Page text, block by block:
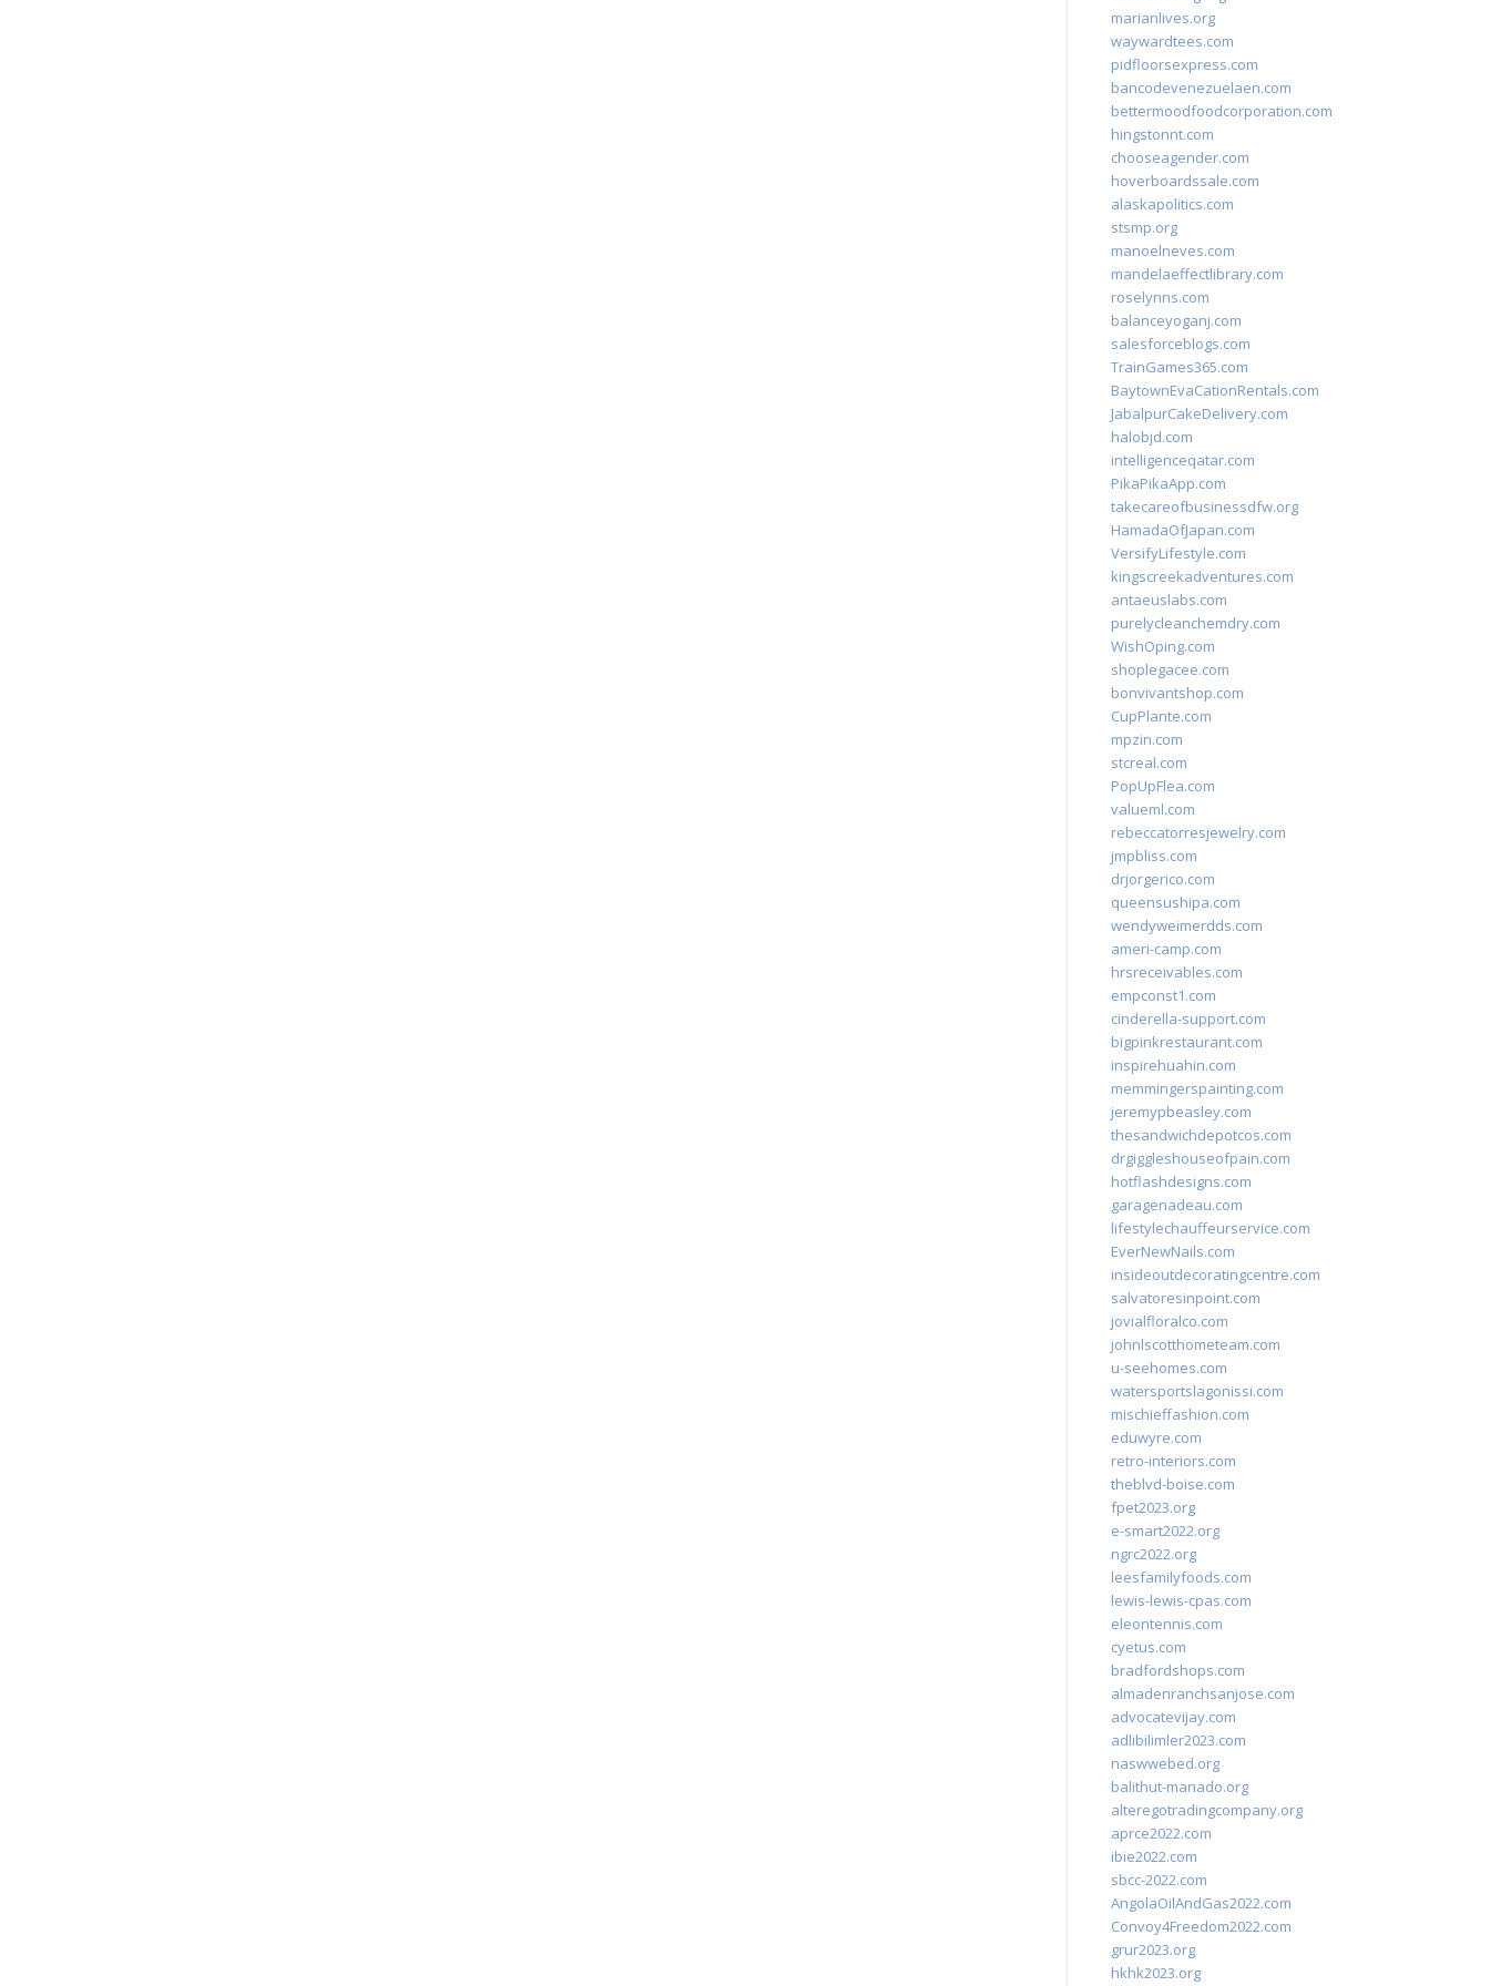
marianlives.org
waywardtees.com
pidfloorsexpress.com
bancodevenezuelaen.com
bettermoodfoodcorporation.com
hingstonnt.com
chooseagender.com
hoverboardssale.com
alaskapolitics.com
stsmp.org
manoelneves.com
mandelaeffectlibrary.com
roselynns.com
balanceyoganj.com
salesforceblogs.com
TrainGames365.com
BaytownEvaCationRentals.com
JabalpurCakeDelivery.com
halobjd.com
intelligenceqatar.com
PikaPikaApp.com
takecareofbusinessdfw.org
HamadaOfJapan.com
VersifyLifestyle.com
kingscreekadventures.com
antaeuslabs.com
purelycleanchemdry.com
WishOping.com
shoplegacee.com
bonvivantshop.com
CupPlante.com
mpzin.com
stcreal.com
PopUpFlea.com
valueml.com
rebeccatorresjewelry.com
jmpbliss.com
drjorgerico.com
queensushipa.com
wendyweimerdds.com
ameri-camp.com
hrsreceivables.com
empconst1.com
cinderella-support.com
bigpinkrestaurant.com
inspirehuahin.com
memmingerspainting.com
jeremypbeasley.com
thesandwichdepotcos.com
drgiggleshouseofpain.com
hotflashdesigns.com
garagenadeau.com
lifestylechauffeurservice.com
EverNewNails.com
insideoutdecoratingcentre.com
salvatoresinpoint.com
jovialfloralco.com
johnlscotthometeam.com
u-seehomes.com
watersportslagonissi.com
mischieffashion.com
eduwyre.com
retro-interiors.com
theblvd-boise.com
fpet2023.org
e-smart2022.org
ngrc2022.org
leesfamilyfoods.com
lewis-lewis-cpas.com
eleontennis.com
cyetus.com
bradfordshops.com
almadenranchsanjose.com
advocatevijay.com
adlibilimler2023.com
naswwebed.org
balithut-manado.org
alteregotradingcompany.org
aprce2022.com
ibie2022.com
sbcc-2022.com
AngolaOilAndGas2022.com
Convoy4Freedom2022.com
grur2023.org
hkhk2023.org